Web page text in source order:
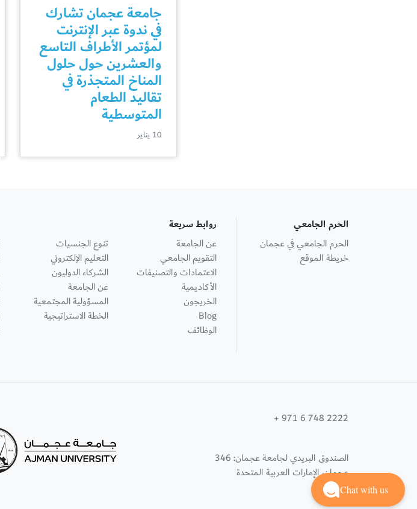
جامعة عجمان تشارك
في ندوة عبر الإنترنت
لمؤتمر الأطراف التاسع
والعشرين حول حلول
المناخ المتجذرة في
تقاليد الطعام
المتوسطية
10 يناير
الحرم الجامعي
الحرم الجامعي في عجمان
خريطة الموقع
روابط سريعة
عن الجامعة
التقويم الجامعي
الاعتمادات والتصنيفات
الأكاديمية
الخريجون
Blog
الوظائف
تنوع الجنسيات
التعليم الإلكتروني
الشركاء الدوليون
عن الجامعة
المسؤولية المجتمعية
الخطة الاستراتيجية
+ 971 6 748 2222
الصندوق البريدي لجامعة عجمان: 346
عجمان، الإمارات العربية المتحدة
Chat with us